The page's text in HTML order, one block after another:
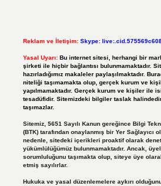
Reklam ve İletişim: Skype:
Yasal Uyarı: Bu internet sitesi, herhangi bir
şirketi ile hiçbir bağlantısı bulunmamaktadır.
hazırladığımız makaleler paylaşılmaktadır.
niteliği taşımamakta olup, gerçek kurum ve
yapılmamaktadır. Gerçek kurum ve kişiler ile
tesadüfidir. Sitemizdeki bilgiler taslak
taşımazlar.
Sitemiz, 5651 Sayılı Kanun gereğince Bilgi
(BTK) tarafından onaylanmış bir Yer Sağlayıcı
nedenle, sitedeki içerikleri proaktif olarak
yükümlülüğümüz bulunmamaktadır. Ancak,
sorumluluğunu taşımakta olup, siteye üye
etmiş sayılırlar.
Hukuka ve yasal düzenlemelere aykırı